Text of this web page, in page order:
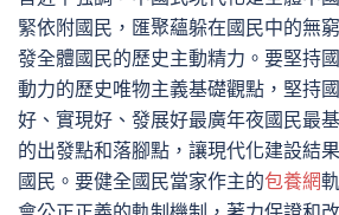
緊依附國民，匯聚蘊躲在國民中的無
發全體國民的歷史主動精力。要堅持
動力的歷史唯物主義基礎觀點，堅持
好、實現好、發展好最廣年夜國民最
的出發點和落腳點，讓現代化建設結
國民。要健全國民當家作主的包養網